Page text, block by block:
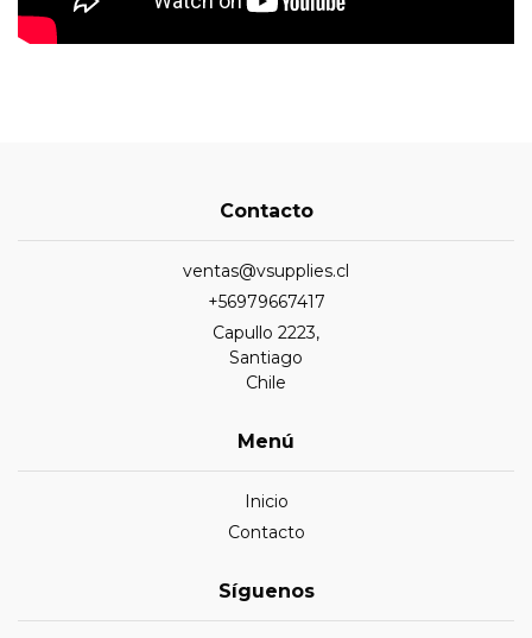
Contacto
ventas@vsupplies.cl
+56979667417
Capullo 2223,
Santiago
Chile
Menú
Inicio
Contacto
Síguenos